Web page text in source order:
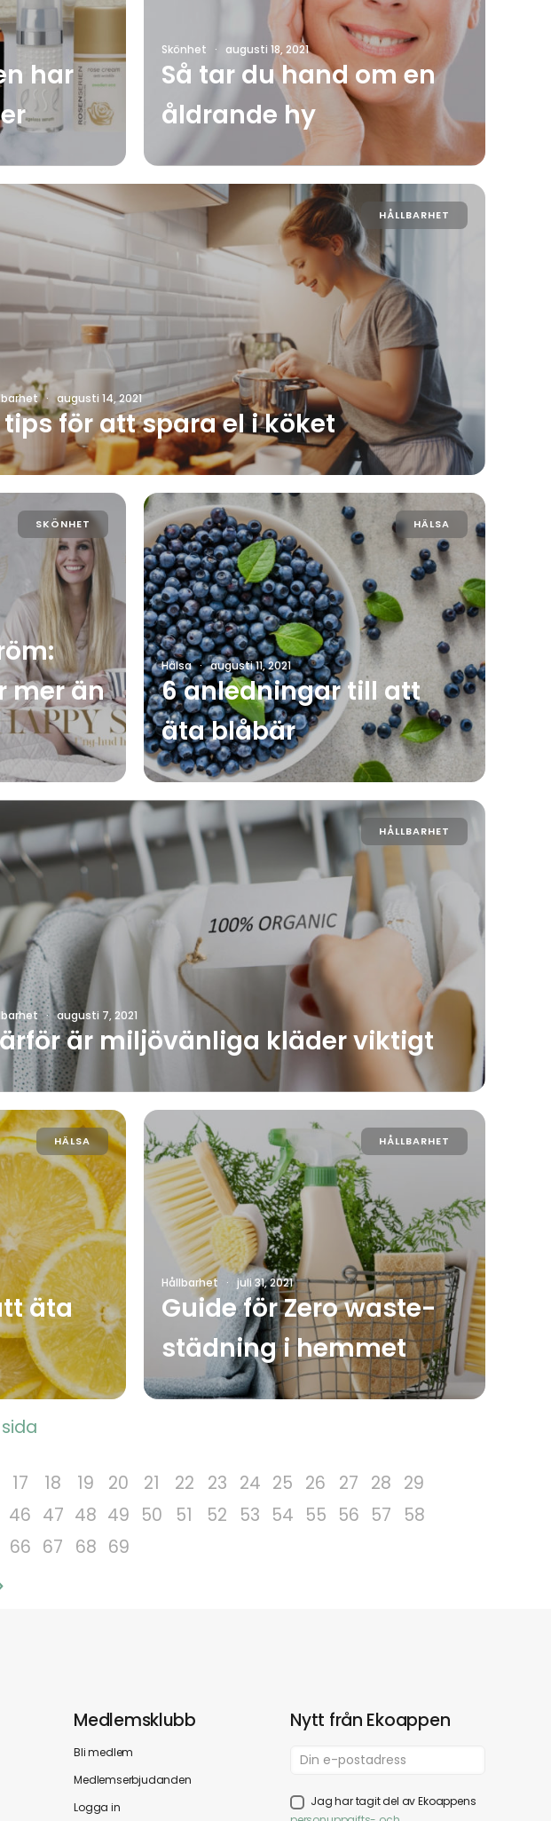
har
Skönhet · augusti 18, 2021
Så tar du hand om en
åldrande hy
HÅLLBARHET
· augusti 14, 2021
tips för att spara el i köket
SKÖNHET
mer än
HÄLSA
Hälsa · augusti 11, 2021
6 anledningar till att
äta blåbär
HÅLLBARHET
· augusti 7, 2021
är miljövänliga kläder viktigt
HÄLSA
äta
HÅLLBARHET
Hållbarhet · juli 31, 2021
Guide för Zero waste-
städning i hemmet
17 18 19 20 21 22 23 24 25 26 27 28 29
46 47 48 49 50 51 52 53 54 55 56 57
58
66 67 68 69
Medlemsklubb
Bli medlem
Medlemserbjudanden
Logga in
Nytt från Ekoappen
Jag har tagit del av Ekoappens